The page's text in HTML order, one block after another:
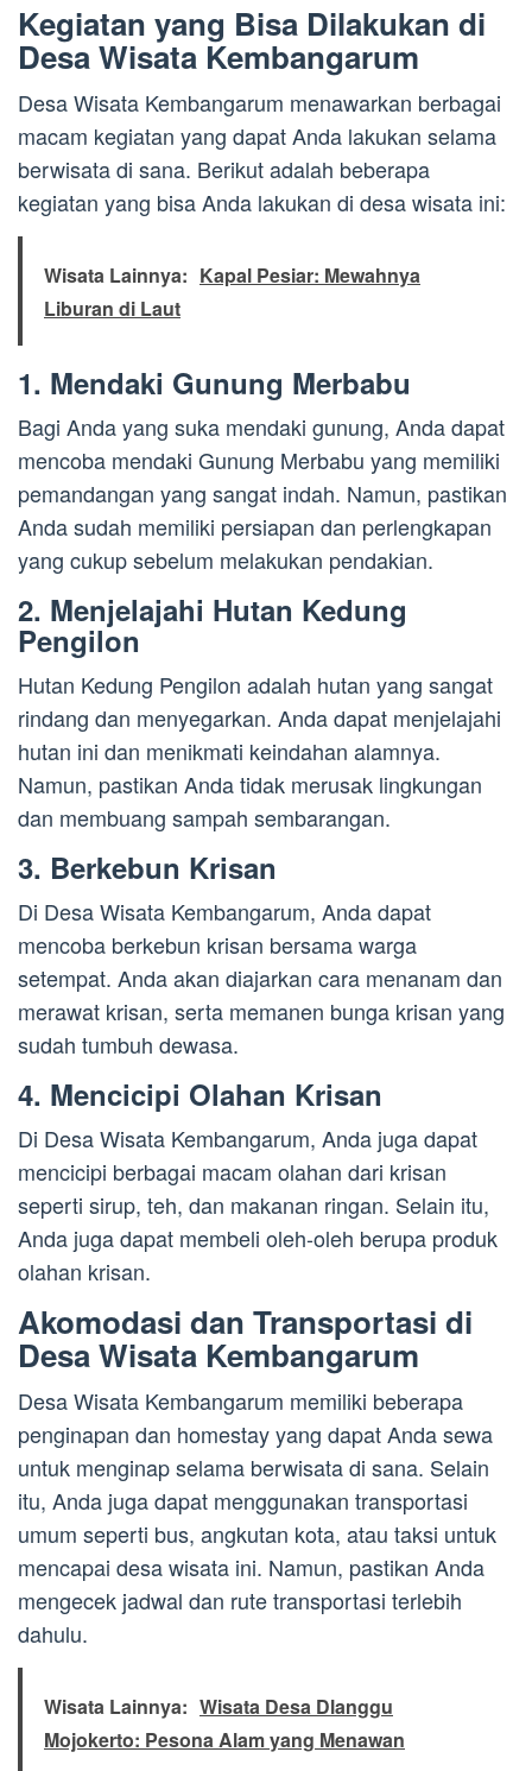
Kegiatan yang Bisa Dilakukan di
Desa Wisata Kembangarum
Desa Wisata Kembangarum menawarkan berbagai
macam kegiatan yang dapat Anda lakukan selama
berwisata di sana. Berikut adalah beberapa
kegiatan yang bisa Anda lakukan di desa wisata ini:
Wisata Lainnya: Kapal Pesiar: Mewahnya
Liburan di Laut
1. Mendaki Gunung Merbabu
Bagi Anda yang suka mendaki gunung, Anda dapat
mencoba mendaki Gunung Merbabu yang memiliki
pemandangan yang sangat indah. Namun, pastikan
Anda sudah memiliki persiapan dan perlengkapan
yang cukup sebelum melakukan pendakian.
2. Menjelajahi Hutan Kedung
Pengilon
Hutan Kedung Pengilon adalah hutan yang sangat
rindang dan menyegarkan. Anda dapat menjelajahi
hutan ini dan menikmati keindahan alamnya.
Namun, pastikan Anda tidak merusak lingkungan
dan membuang sampah sembarangan.
3. Berkebun Krisan
Di Desa Wisata Kembangarum, Anda dapat
mencoba berkebun krisan bersama warga
setempat. Anda akan diajarkan cara menanam dan
merawat krisan, serta memanen bunga krisan yang
sudah tumbuh dewasa.
4. Mencicipi Olahan Krisan
Di Desa Wisata Kembangarum, Anda juga dapat
mencicipi berbagai macam olahan dari krisan
seperti sirup, teh, dan makanan ringan. Selain itu,
Anda juga dapat membeli oleh-oleh berupa produk
olahan krisan.
Akomodasi dan Transportasi di
Desa Wisata Kembangarum
Desa Wisata Kembangarum memiliki beberapa
penginapan dan homestay yang dapat Anda sewa
untuk menginap selama berwisata di sana. Selain
itu, Anda juga dapat menggunakan transportasi
umum seperti bus, angkutan kota, atau taksi untuk
mencapai desa wisata ini. Namun, pastikan Anda
mengecek jadwal dan rute transportasi terlebih
dahulu.
Wisata Lainnya: Wisata Desa Dlanggu
Mojokerto: Pesona Alam yang Menawan